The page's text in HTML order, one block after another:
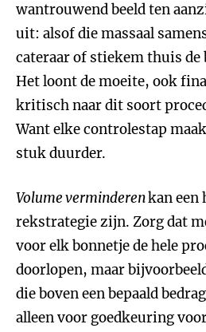
wantrouwend beeld ten
uit: alsof die massaal
cateraar of stiekem thuis de
Het loont de moeite, ook
kritisch naar dit soort
Want elke controlestap
stuk duurder.
Volume verminderenkan een
rekstrategie zijn. Zorg dat
voor elk bonnetje de hele
doorlopen, maar
die boven een bepaald
alleen voor goedkeuring